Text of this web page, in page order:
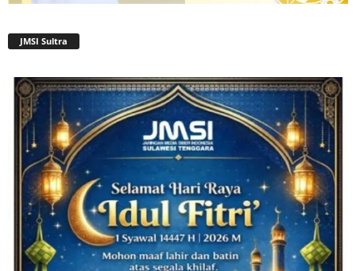
JMSI Sultra